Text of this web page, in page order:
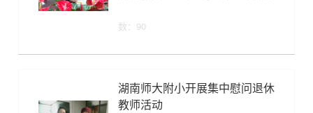
数： 90
湖南师大附小开展集中慰问退休
教师活动